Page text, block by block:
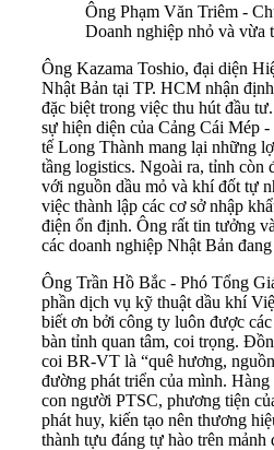
Ông Phạm Văn Triêm -
Doanh nghiệp nhỏ và
Ông Kazama Toshio, đại diện
Nhật Bản tại TP. HCM nhận
đặc biệt trong việc thu hút đầu
sự hiện diện của Cảng Cái Mép
tế Long Thành mang lại những
tầng logistics. Ngoài ra, tỉnh còn
với nguồn dầu mỏ và khí đốt tự
việc thành lập các cơ sở nhập
điện ổn định. Ông rất tin tưởng
các doanh nghiệp Nhật Bản
Ông Trần Hồ Bắc - Phó Tổng
phần dịch vụ kỹ thuật dầu khí
biết ơn bởi công ty luôn được
bàn tỉnh quan tâm, coi trọng.
coi BR-VT là “quê hương,
đường phát triển của mình.
con người PTSC, phương tiện
phát huy, kiến tạo nên thương
thành tựu đáng tự hào trên